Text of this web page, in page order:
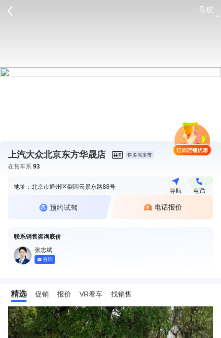
导航
上汽大众北京东方华晟店 售多省多市
在售车系 93
地址：北京市通州区梨园云景东路88号
导航 电话
预约试驾 电话报价
联系销售咨询底价
张志斌
咨询
精选 促销 报价 VR看车 找销售